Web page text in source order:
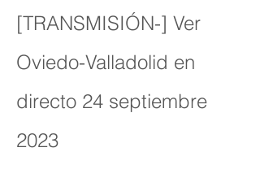
[TRANSMISIÓN-] Ver
Oviedo-Valladolid en
directo 24 septiembre
2023